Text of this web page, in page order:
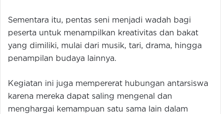
Sementara itu, pentas seni menjadi wadah bagi
peserta untuk menampilkan kreativitas dan bakat
yang dimiliki, mulai dari musik, tari, drama, hingga
penampilan budaya lainnya.
Kegiatan ini juga mempererat hubungan antarsiswa
karena mereka dapat saling mengenal dan
menghargai kemampuan satu sama lain dalam